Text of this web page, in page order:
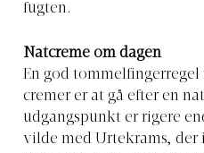
fugten.
Natcreme om dagen
En god
cremer er at gå efter en
udgangspunkt er rigere
vilde med Urtekrams,